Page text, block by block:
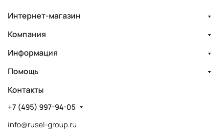
Интернет-магазин
Компания
Информация
Помощь
Контакты
+7 (495) 997-94-05
info@rusel-group.ru